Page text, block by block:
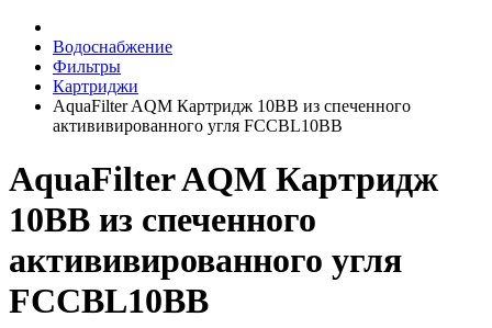
Водоснабжение
Фильтры
Картриджи
AquaFilter AQM Картридж 10ВВ из спеченного
актививированного угля FCCBL10ВВ
AquaFilter AQM Картридж
10ВВ из спеченного
актививированного угля
FCCBL10ВВ